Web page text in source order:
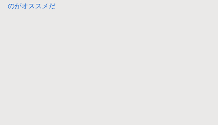
のがオススメだ